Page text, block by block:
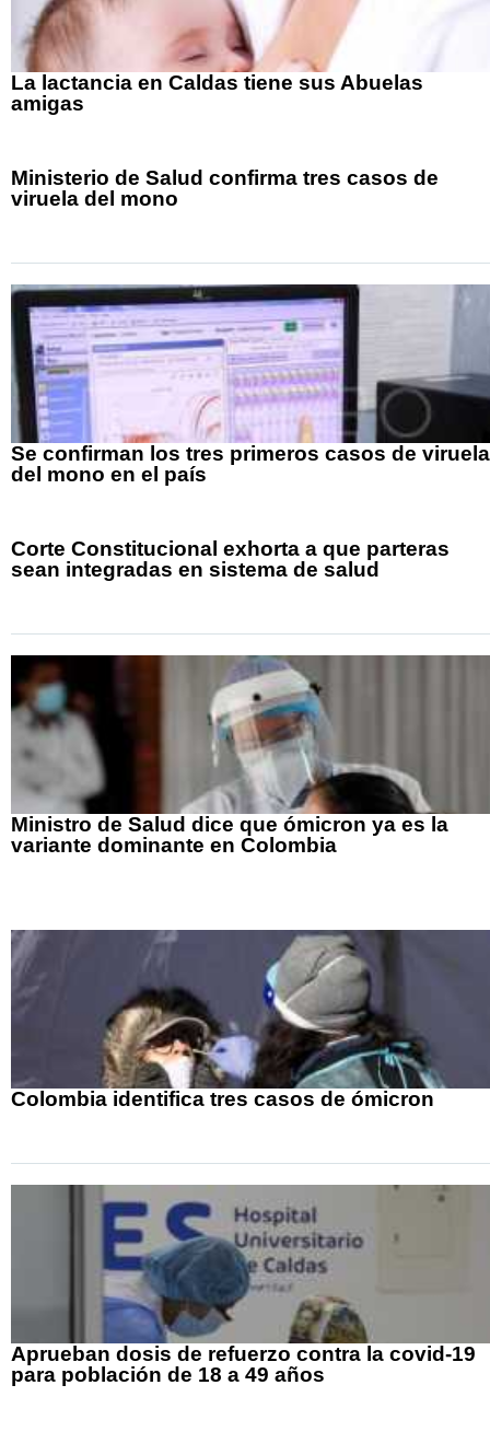
La lactancia en Caldas tiene sus Abuelas
amigas
Ministerio de Salud confirma tres casos de
viruela del mono
Se confirman los tres primeros casos de viruela
del mono en el país
Corte Constitucional exhorta a que parteras
sean integradas en sistema de salud
Ministro de Salud dice que ómicron ya es la
variante dominante en Colombia
Colombia identifica tres casos de ómicron
Aprueban dosis de refuerzo contra la covid-19
para población de 18 a 49 años